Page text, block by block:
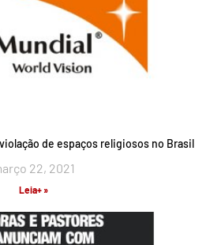
de espaços religiosos no Brasil
22, 2021
Leia+ »